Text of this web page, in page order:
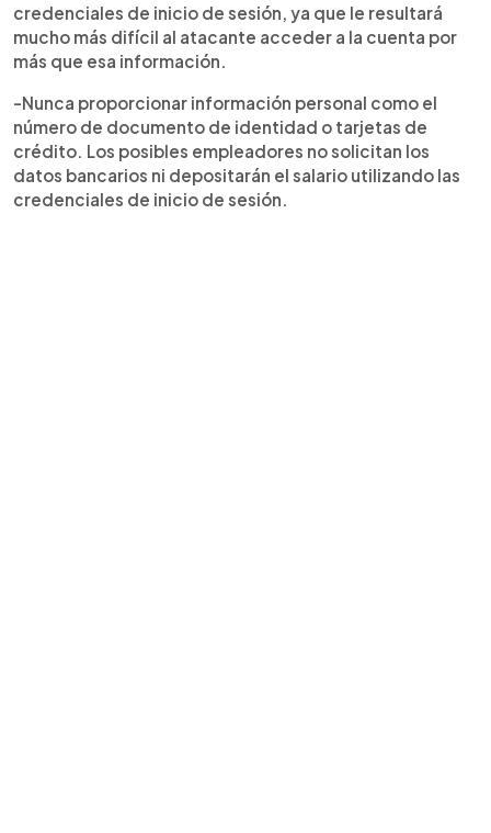
credenciales de inicio de sesión, ya que le resultará
mucho más difícil al atacante acceder a la cuenta por
más que esa información.
-Nunca proporcionar información personal como el
número de documento de identidad o tarjetas de
crédito. Los posibles empleadores no solicitan los
datos bancarios ni depositarán el salario utilizando las
credenciales de inicio de sesión.